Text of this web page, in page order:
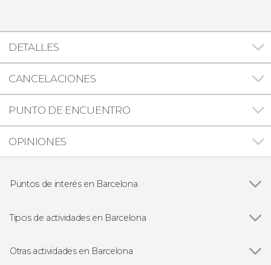
DETALLES
CANCELACIONES
PUNTO DE ENCUENTRO
OPINIONES
Puntos de interés en Barcelona
Sagrada Familia
La Pedrera-Casa Milà
Tipos de actividades en Barcelona
Free tours en Barcelona
Otras actividades en Barcelona